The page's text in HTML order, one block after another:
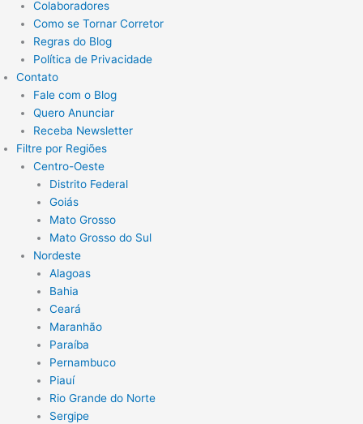
Colaboradores
Como se Tornar Corretor
Regras do Blog
Política de Privacidade
Contato
Fale com o Blog
Quero Anunciar
Receba Newsletter
Filtre por Regiões
Centro-Oeste
Distrito Federal
Goiás
Mato Grosso
Mato Grosso do Sul
Nordeste
Alagoas
Bahia
Ceará
Maranhão
Paraíba
Pernambuco
Piauí
Rio Grande do Norte
Sergipe